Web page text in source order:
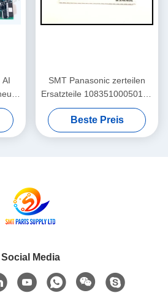
AI
SMT Panasonic zerteilen
Ersatzteile 108351000501 AI
BLOCK 108351000401
Beste Preis
Social Media